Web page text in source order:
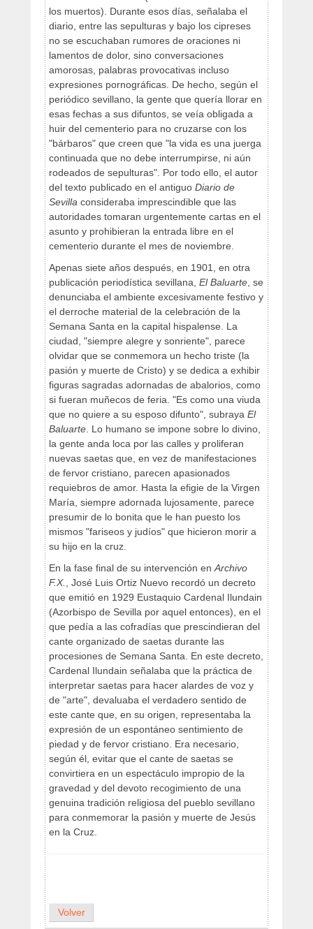
los muertos). Durante esos días, señalaba el
diario, entre las sepulturas y bajo los cipreses
no se escuchaban rumores de oraciones ni
lamentos de dolor, sino conversaciones
amorosas, palabras provocativas incluso
expresiones pornográficas. De hecho, según el
periódico sevillano, la gente que quería llorar en
esas fechas a sus difuntos, se veía obligada a
huir del cementerio para no cruzarse con los
"bárbaros" que creen que "la vida es una juerga
continuada que no debe interrumpirse, ni aún
rodeados de sepulturas". Por todo ello, el autor
del texto publicado en el antiguo Diario de
Sevilla consideraba imprescindible que las
autoridades tomaran urgentemente cartas en el
asunto y prohibieran la entrada libre en el
cementerio durante el mes de noviembre.
Apenas siete años después, en 1901, en otra
publicación periodística sevillana, El Baluarte , se
denunciaba el ambiente excesivamente festivo y
el derroche material de la celebración de la
Semana Santa en la capital hispalense. La
ciudad, "siempre alegre y sonriente", parece
olvidar que se conmemora un hecho triste (la
pasión y muerte de Cristo) y se dedica a exhibir
figuras sagradas adornadas de abalorios, como
si fueran muñecos de feria. "Es como una viuda
que no quiere a su esposo difunto", subraya El
Baluarte . Lo humano se impone sobre lo divino,
la gente anda loca por las calles y proliferan
nuevas saetas que, en vez de manifestaciones
de fervor cristiano, parecen apasionados
requiebros de amor. Hasta la efigie de la Virgen
María, siempre adornada lujosamente, parece
presumir de lo bonita que le han puesto los
mismos "fariseos y judíos" que hicieron morir a
su hijo en la cruz.
En la fase final de su intervención en Archivo
F.X.
, José Luis Ortiz Nuevo recordó un decreto
que emitió en 1929 Eustaquio Cardenal Ilundain
(Azorbispo de Sevilla por aquel entonces), en el
que pedía a las cofradías que prescindieran del
cante organizado de saetas durante las
procesiones de Semana Santa. En este decreto,
Cardenal Ilundain señalaba que la práctica de
interpretar saetas para hacer alardes de voz y
de "arte", devaluaba el verdadero sentido de
este cante que, en su origen, representaba la
expresión de un espontáneo sentimiento de
piedad y de fervor cristiano. Era necesario,
según él, evitar que el cante de saetas se
convirtiera en un espectáculo impropio de la
gravedad y del devoto recogimiento de una
genuina tradición religiosa del pueblo sevillano
para conmemorar la pasión y muerte de Jesús
en la Cruz.
Volver